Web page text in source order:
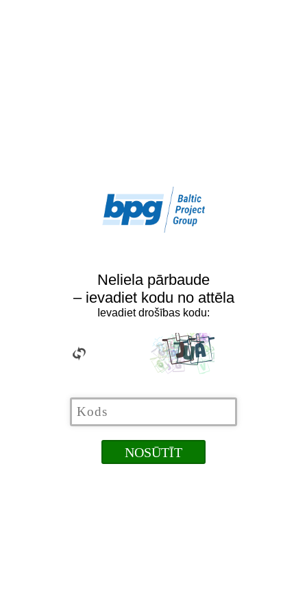
Neliela pārbaude
– ievadiet kodu no attēla
Ievadiet drošības kodu: